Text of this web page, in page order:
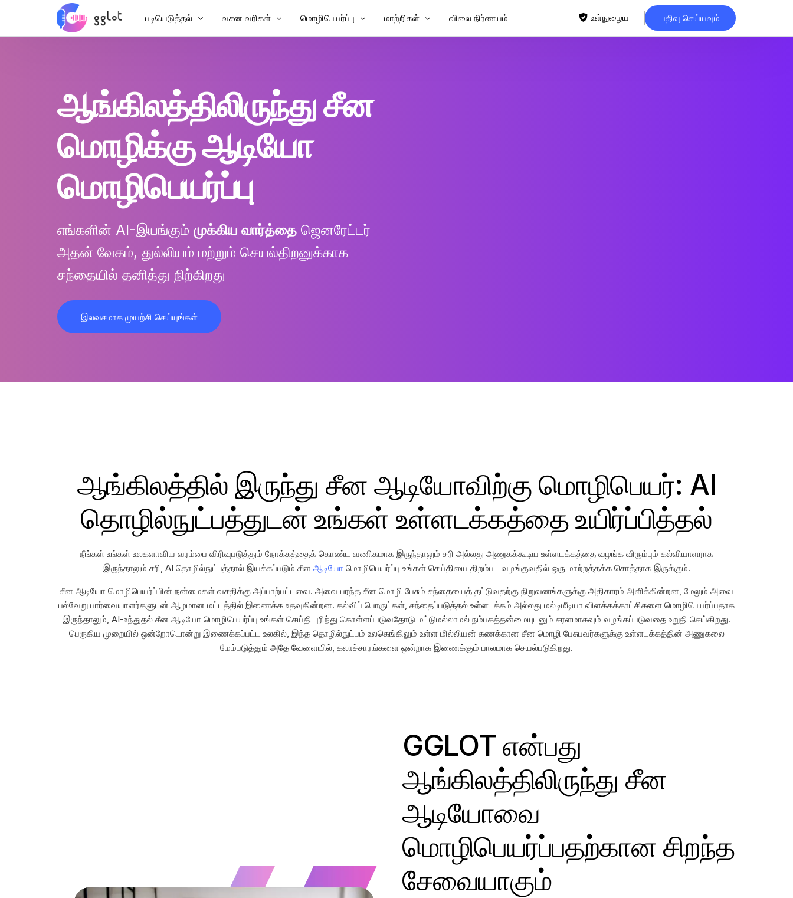
படியெடுத்தல்
YouTubeஐ படியுங்கள்
டிரான்ஸ்கிரிப்ஷன் கூட்டம்
உரைக்கு ஆடியோ
கார்ப்பரேட் குரல்வழி
ஆடியோபுக் குரல்வழி
வசன வரிகள்
சீன வசனங்கள்
AI டப்பிங்
வசன மொழிபெயர்ப்பாளர்
VTT கிரியேட்டர்
மொழிபெயர்ப்பு மாற்றிகள் விலை நிர்ணயம் உள்நுழைய பதிவு செய்யவும்
ஆங்கிலத்திலிருந்து சீன
மொழிக்கு ஆடியோ
மொழிபெயர்ப்பு
எங்களின் AI-இயங்கும் முக்கிய வார்த்தை ஜெனரேட்டர்
அதன் வேகம், துல்லியம் மற்றும் செயல்திறனுக்காக
சந்தையில் தனித்து நிற்கிறது
இலவசமாக முயற்சி செய்யுங்கள்
ஆங்கிலத்தில் இருந்து சீன ஆடியோவிற்கு மொழிபெயர்: AI
தொழில்நுட்பத்துடன் உங்கள் உள்ளடக்கத்தை உயிர்ப்பித்தல்
நீங்கள் உங்கள் உலகளாவிய வரம்பை விரிவுபடுத்தும் நோக்கத்தைக் கொண்ட வணிகமாக இருந்தாலும் சரி அல்லது அணுகக்கூடிய உள்ளடக்கத்தை வழங்க விரும்பும் கல்வியாளராக
இருந்தாலும் சரி, AI தொழில்நுட்பத்தால் இயக்கப்படும் சீன ஆடியோ மொழிபெயர்ப்பு உங்கள் செய்தியை திறம்பட வழங்குவதில் ஒரு மாற்றத்தக்க சொத்தாக இருக்கும்.
சீன ஆடியோ மொழிபெயர்ப்பின் நன்மைகள் வசதிக்கு அப்பாற்பட்டவை. அவை பரந்த சீன மொழி பேசும் சந்தையைத் தட்டுவதற்கு நிறுவனங்களுக்கு அதிகாரம் அளிக்கின்றன, மேலும் அவை
பல்வேறு பார்வையாளர்களுடன் ஆழமான மட்டத்தில் இணைக்க உதவுகின்றன. கல்விப் பொருட்கள், சந்தைப்படுத்தல் உள்ளடக்கம் அல்லது மல்டிமீடியா விளக்கக்காட்சிகளை மொழிபெயர்ப்பதாக
இருந்தாலும், AI-உந்துதல் சீன ஆடியோ மொழிபெயர்ப்பு உங்கள் செய்தி புரிந்து கொள்ளப்படுவதோடு மட்டுமல்லாமல் நம்பகத்தன்மையுடனும் சரளமாகவும் வழங்கப்படுவதை உறுதி செய்கிறது.
பெருகிய முறையில் ஒன்றோடொன்று இணைக்கப்பட்ட உலகில், இந்த தொழில்நுட்பம் உலகெங்கிலும் உள்ள மில்லியன் கணக்கான சீன மொழி பேசுபவர்களுக்கு உள்ளடக்கத்தின் அணுகலை
மேம்படுத்தும் அதே வேளையில், கலாச்சாரங்களை ஒன்றாக இணைக்கும் பாலமாக செயல்படுகிறது.
GGLOT என்பது
ஆங்கிலத்திலிருந்து சீன
ஆடியோவை
மொழிபெயர்ப்பதற்கான சிறந்த
சேவையாகும்